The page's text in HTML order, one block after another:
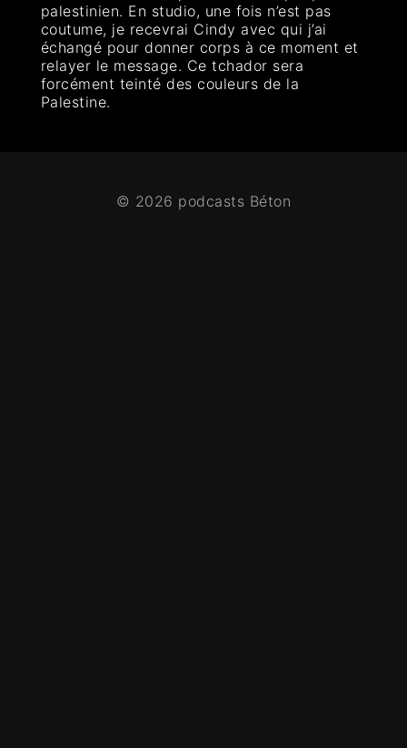
palestinien. En studio, une fois n’est pas
coutume, je recevrai Cindy avec qui j’ai
échangé pour donner corps à ce moment et
relayer le message. Ce tchador sera
forcément teinté des couleurs de la
Palestine.
© 2026 podcasts Béton